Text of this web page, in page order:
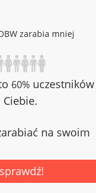
zarabia mniej
60% uczestników
na swoim